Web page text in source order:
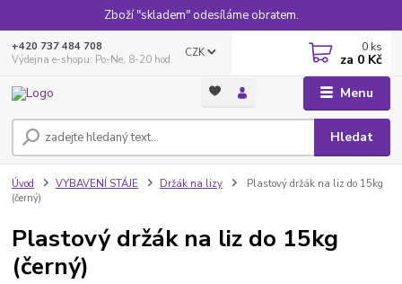
Zboží "skladem" odesíláme obratem.
Menu
CZK
Hledat
+420 737 484 708
Výdejna e-shopu: Po-Ne, 8-20 hod.
0 ks
za 0 Kč
Úvod VYBAVENÍ STÁJE Držák na lizy
Plastový držák na liz do 15kg
(černý)
Plastový držák na liz do 15kg
(černý)